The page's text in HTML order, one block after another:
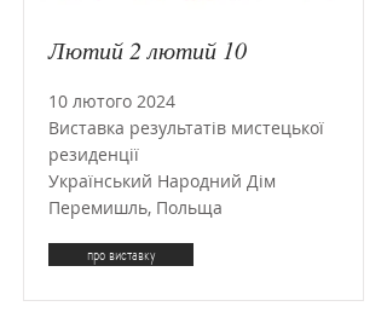
Лютий 2 лютий 10
10 лютого 2024
Виставка результатів мистецької
резиденції
Український Народний Дім
Перемишль, Польща
про виставку